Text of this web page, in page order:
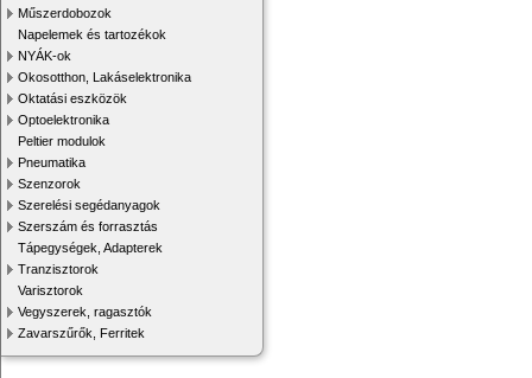
Műszerdobozok
Napelemek és tartozékok
NYÁK-ok
Okosotthon, Lakáselektronika
Oktatási eszközök
Optoelektronika
Peltier modulok
Pneumatika
Szenzorok
Szerelési segédanyagok
Szerszám és forrasztás
Tápegységek, Adapterek
Tranzisztorok
Varisztorok
Vegyszerek, ragasztók
Zavarszűrők, Ferritek